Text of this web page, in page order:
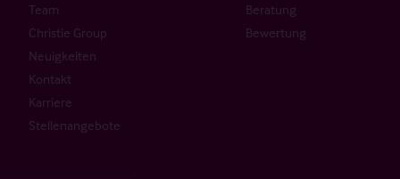
Team
Christie Group
Neuigkeiten
Kontakt
Karriere
Stellenangebote
Beratung
Bewertung